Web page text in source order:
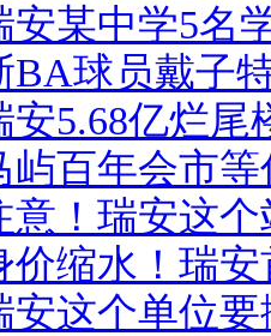
安某中学5名
BA球员戴子
安5.68亿烂
屿百年会市
意！瑞安这
价缩水！瑞
安这个单位